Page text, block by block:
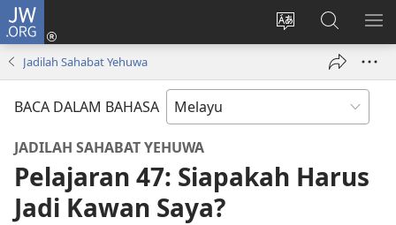
JW.ORG
Tukar
bahasa
web
Log
Masuk
baharu)
Cari
JW.ORG
Jadilah Sahabat Yehuwa
BACA DALAM BAHASA
JADILAH SAHABAT YEHUWA
Pelajaran 47: Siapakah Harus
Jadi Kawan Saya?